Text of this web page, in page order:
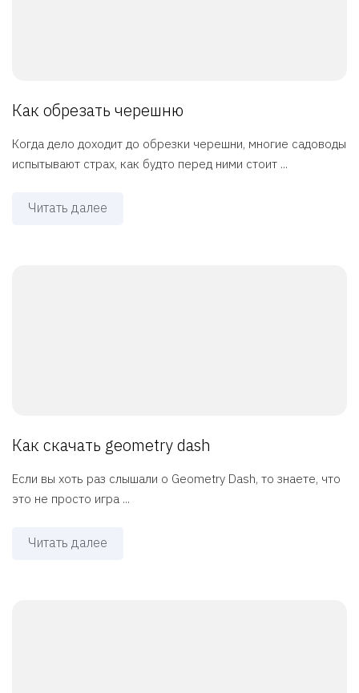
Как обрезать черешню
Когда дело доходит до обрезки черешни, многие садоводы
испытывают страх, как будто перед ними стоит ...
Читать далее
Как скачать geometry dash
Если вы хоть раз слышали о Geometry Dash, то знаете, что
это не просто игра ...
Читать далее